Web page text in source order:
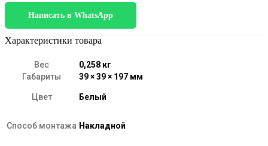
Написать в WhatsApp
Характеристики товара
Вес
0,258 кг
Габариты
39 × 39 × 197 мм
Цвет Белый
Способ монтажа Накладной